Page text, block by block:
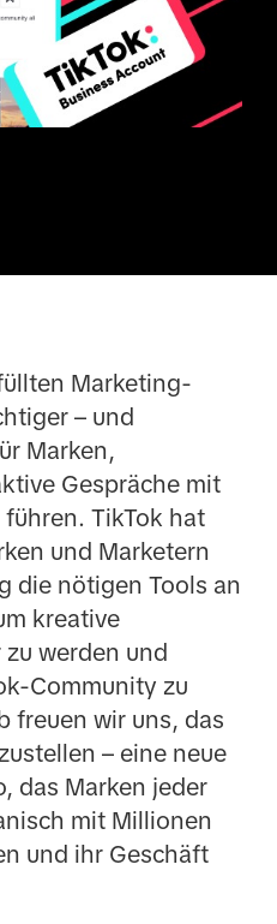
Marketing-
– und
Marken,
Gespräche mit
TikTok hat
und Marketern
die nötigen Tools an
kreative
werden und
Community zu
freuen wir uns, das
– eine neue
das Marken jeder
mit Millionen
und ihr Geschäft